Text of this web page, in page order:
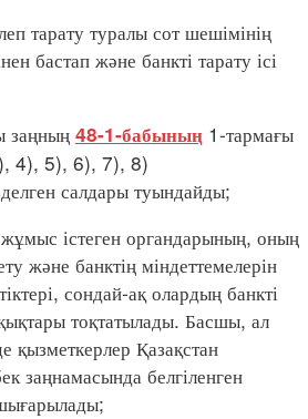
тарату туралы сот шешімінің
бастап және банкті тарату ісі
48-1-бабының 1-тармағы
4), 5), 6), 7), 8)
салдары туындайды;
істеген органдарының, оның
және банктің міндеттемелерін
сондай-ақ олардың банкті
тоқтатылады. Басшы, ал
қызметкерлер Қазақстан
заңнамасында белгіленген